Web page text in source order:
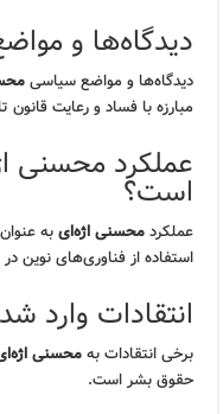
دیدگاه‌ها و
دیدگاه‌ها و مواضع سیاسی
مبارزه با فساد و رعایت قانون
عملکرد محسنی
است؟
عملکردمحسنی اژه‌ایبه
استفاده از فناوری‌های نوین
انتقادات وارد
برخی انتقادات بهمحسنی
حقوق بشر است.